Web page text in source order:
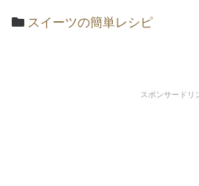
スイーツの簡単レシピ
スポンサードリ